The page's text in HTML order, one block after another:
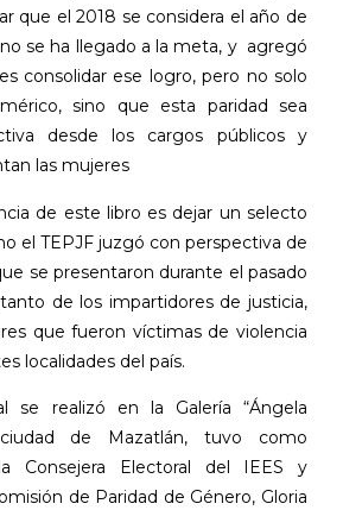
que el 2018 se considera el año de
se ha llegado a la meta, y agregó
consolidar ese logro, pero no solo
sino que esta paridad sea
desde los cargos públicos y
las mujeres
de este libro es dejar un selecto
el TEPJF juzgó con perspectiva de
se presentaron durante el pasado
de los impartidores de justicia,
que fueron víctimas de violencia
localidades del país.
se realizó en la Galería “Ángela
de Mazatlán, tuvo como
Consejera Electoral del IEES y
de Paridad de Género, Gloria